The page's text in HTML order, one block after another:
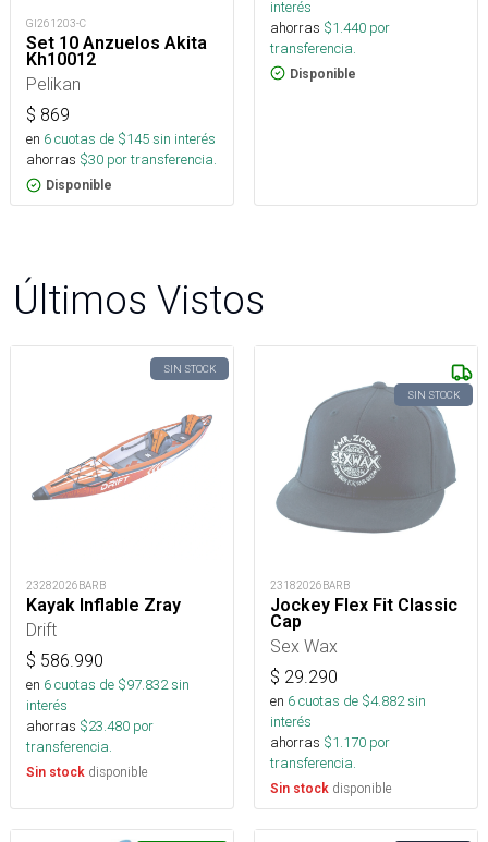
GI261203-C
Set 10 Anzuelos Akita
Kh10012
Pelikan
$ 869
en 6cuotas de $145sin interés
ahorras $30 por transferencia.
Disponible
interés
ahorras $1.440 por
transferencia.
Disponible
Últimos Vistos
SIN STOCK
23282026BARB
Kayak Inflable Zray
Drift
$ 586.990
en 6cuotas de $97.832sin
interés
ahorras $23.480 por
transferencia.
Sin stock disponible
SIN STOCK
23182026BARB
Jockey Flex Fit Classic
Cap
Sex Wax
$ 29.290
en 6cuotas de $4.882sin
interés
ahorras $1.170 por
transferencia.
Sin stock disponible